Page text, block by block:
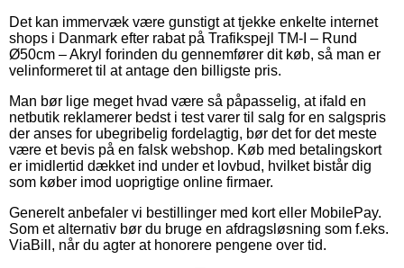
Det kan immervæk være gunstigt at tjekke enkelte internet
shops i Danmark efter rabat på Trafikspejl TM-I – Rund
Ø50cm – Akryl forinden du gennemfører dit køb, så man er
velinformeret til at antage den billigste pris.
Man bør lige meget hvad være så påpasselig, at ifald en
netbutik reklamerer bedst i test varer til salg for en salgspris
der anses for ubegribelig fordelagtig, bør det for det meste
være et bevis på en falsk webshop. Køb med betalingskort
er imidlertid dækket ind under et lovbud, hvilket bistår dig
som køber imod uoprigtige online firmaer.
Generelt anbefaler vi bestillinger med kort eller MobilePay.
Som et alternativ bør du bruge en afdragsløsning som f.eks.
ViaBill, når du agter at honorere pengene over tid.